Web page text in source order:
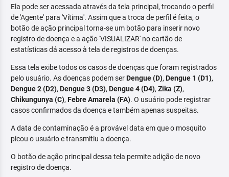
Ela pode ser acessada através da tela principal, trocando o perfil
de 'Agente' para 'Vítima'. Assim que a troca de perfil é feita, o
botão de ação principal torna-se um botão para inserir novo
registro de doença e a ação 'VISUALIZAR' no cartão de
estatísticas dá acesso à tela de registros de doenças.
Essa tela exibe todos os casos de doenças que foram registrados
pelo usuário. As doenças podem serDengue (D), Dengue 1 (D1),
Dengue 2 (D2), Dengue 3 (D3), Dengue 4 (D4), Zika (Z),
Chikungunya (C), Febre Amarela (FA). O usuário pode registrar
casos confirmados da doença e também apenas suspeitas.
A data de contaminação é a provável data em que o mosquito
picou o usuário e transmitiu a doença.
O botão de ação principal dessa tela permite adição de novo
registro de doença.